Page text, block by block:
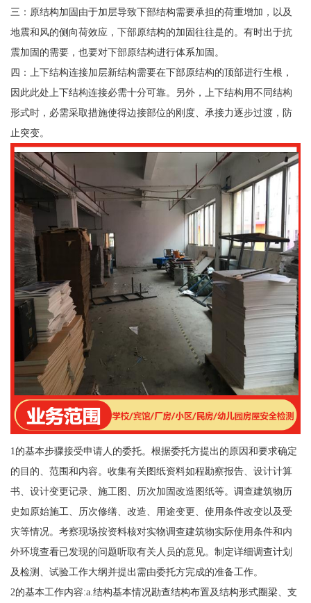
三：原结构加固由于加层导致下部结构需要承担的荷重增加，以及
地震和风的侧向荷效应，下部原结构的加固往往是的。有时出于抗
震加固的需要，也要对下部原结构进行体系加固。
四：上下结构连接加层新结构需要在下部原结构的顶部进行生根，
因此此处上下结构连接必需十分可靠。另外，上下结构用不同结构
形式时，必需采取措施使得边接部位的刚度、承接力逐步过渡，防
止突变。
1的基本步骤接受申请人的委托。根据委托方提出的原因和要求确定
的目的、范围和内容。收集有关图纸资料如程勘察报告、设计计算
书、设计变更记录、施工图、历次加固改造图纸等。调查建筑物历
史如原始施工、历次修缮、改造、用途变更、使用条件改变以及受
灾等情况。考察现场按资料核对实物调查建筑物实际使用条件和内
外环境查看已发现的问题听取有关人员的意见。制定详细调查计划
及检测、试验工作大纲并提出需由委托方完成的准备工作。
2的基本工作内容:a.结构基本情况勘查结构布置及结构形式圈梁、支